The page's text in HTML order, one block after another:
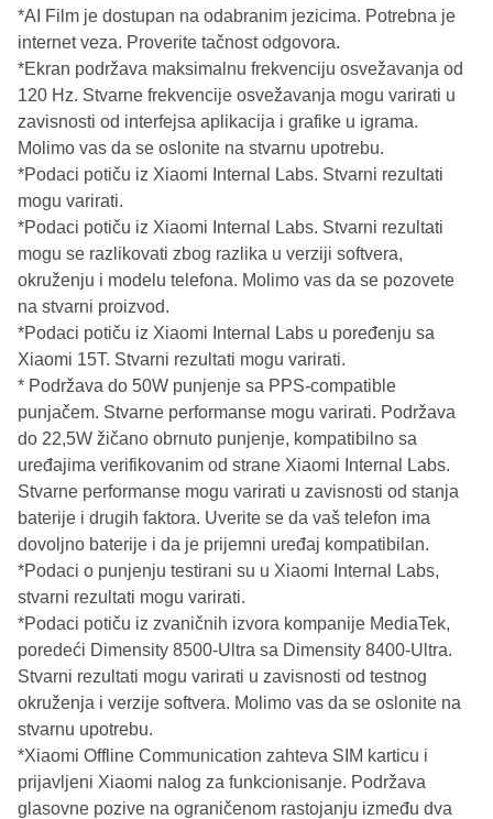
*AI Film je dostupan na odabranim jezicima. Potrebna je
internet veza. Proverite tačnost odgovora.
*Ekran podržava maksimalnu frekvenciju osvežavanja od
120 Hz. Stvarne frekvencije osvežavanja mogu varirati u
zavisnosti od interfejsa aplikacija i grafike u igrama.
Molimo vas da se oslonite na stvarnu upotrebu.
*Podaci potiču iz Xiaomi Internal Labs. Stvarni rezultati
mogu varirati.
*Podaci potiču iz Xiaomi Internal Labs. Stvarni rezultati
mogu se razlikovati zbog razlika u verziji softvera,
okruženju i modelu telefona. Molimo vas da se pozovete
na stvarni proizvod.
*Podaci potiču iz Xiaomi Internal Labs u poređenju sa
Xiaomi 15T. Stvarni rezultati mogu varirati.
* Podržava do 50W punjenje sa PPS-compatible
punjačem. Stvarne performanse mogu varirati. Podržava
do 22,5W žičano obrnuto punjenje, kompatibilno sa
uređajima verifikovanim od strane Xiaomi Internal Labs.
Stvarne performanse mogu varirati u zavisnosti od stanja
baterije i drugih faktora. Uverite se da vaš telefon ima
dovoljno baterije i da je prijemni uređaj kompatibilan.
*Podaci o punjenju testirani su u Xiaomi Internal Labs,
stvarni rezultati mogu varirati.
*Podaci potiču iz zvaničnih izvora kompanije MediaTek,
poredeći Dimensity 8500-Ultra sa Dimensity 8400-Ultra.
Stvarni rezultati mogu varirati u zavisnosti od testnog
okruženja i verzije softvera. Molimo vas da se oslonite na
stvarnu upotrebu.
*Xiaomi Offline Communication zahteva SIM karticu i
prijavljeni Xiaomi nalog za funkcionisanje. Podržava
glasovne pozive na ograničenom rastojanju između dva